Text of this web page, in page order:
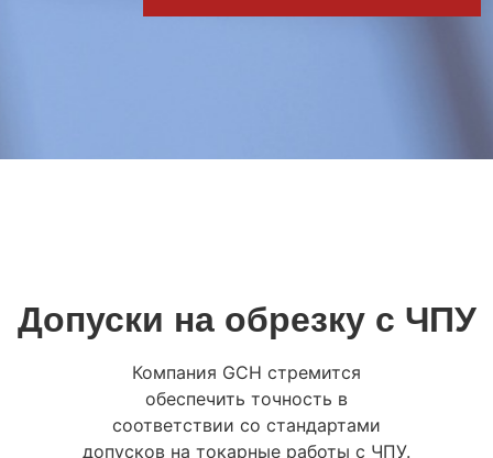
Допуски на обрезку с ЧПУ
Компания GCH стремится
обеспечить точность в
соответствии со стандартами
допусков на токарные работы с ЧПУ.